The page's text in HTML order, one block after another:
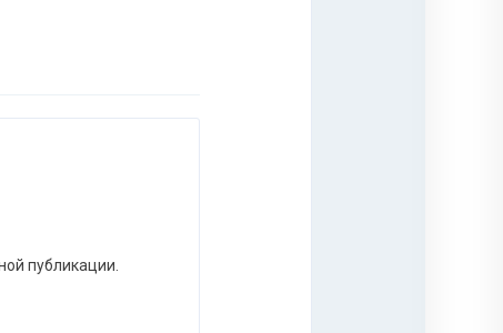
публикации.